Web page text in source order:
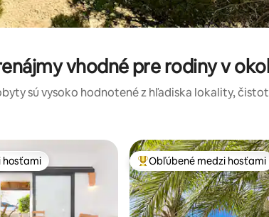
vhodné pre rodiny v
sú vysoko hodnotené z hľadiska lokality,
hosťami
hosťami Najobľúbenejšie medzi
Obľúbené medzi hosťami